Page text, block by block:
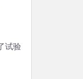
试验